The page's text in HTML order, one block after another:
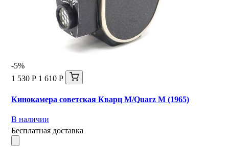
-5%
1 530 Р 1 610 Р
Кинокамера советская Кварц M/Quarz М (1965)
В наличии
Бесплатная доставка